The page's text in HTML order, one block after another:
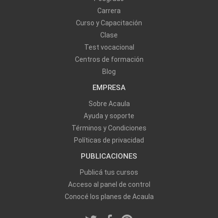
Carrera
Curso y Capacitación
Clase
Test vocacional
Centros de formación
Blog
EMPRESA
Sobre Acaula
Ayuda y soporte
Términos y Condiciones
Políticas de privacidad
PUBLICACIONES
Publicá tus cursos
Acceso al panel de control
Conocé los planes de Acaula